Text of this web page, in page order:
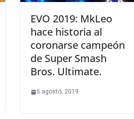
EVO 2019: MkLeo
hace historia al
coronarse campeón
de Super Smash
Bros. Ultimate.
5 agosto, 2019